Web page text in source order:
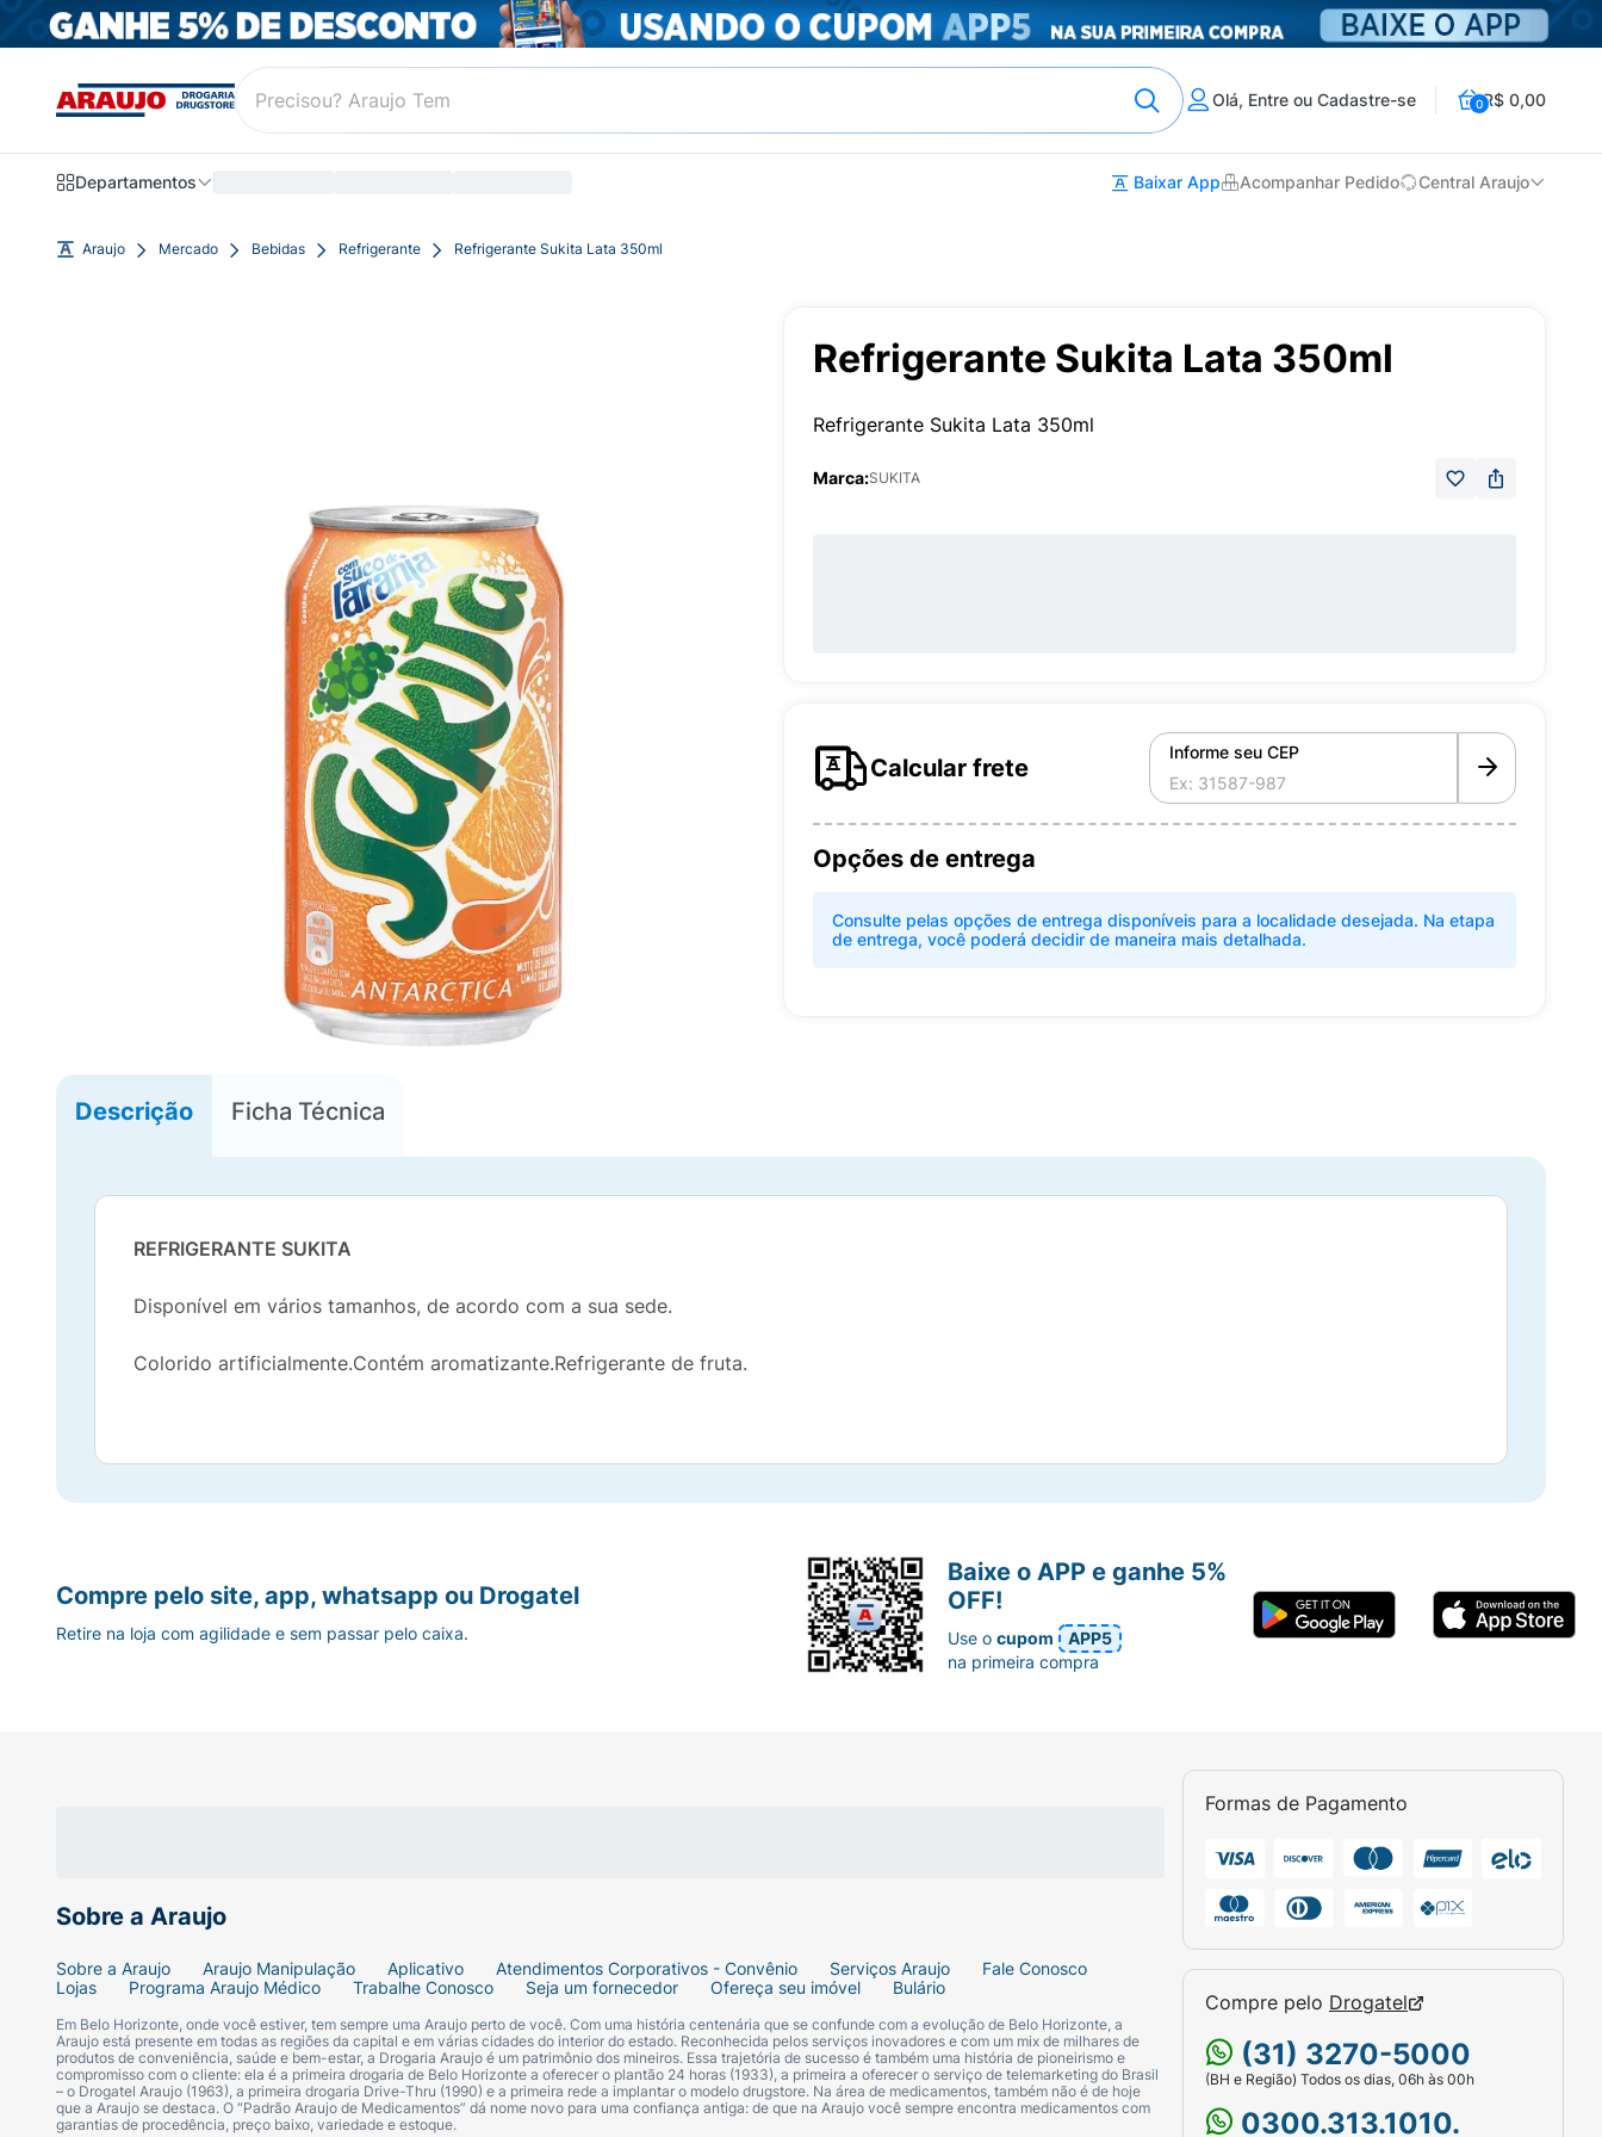
Olá, Entre ou Cadastre-se 0R$ 0,00
Departamentos Baixar App Acompanhar Pedido Central Araujo
Araujo Mercado Bebidas Refrigerante Refrigerante Sukita Lata 350ml
Refrigerante Sukita Lata 350ml
Refrigerante Sukita Lata 350ml
Marca:SUKITA
Calcular frete
Informe seu CEP
Opções de entrega
Consulte pelas opções de entrega disponíveis para a localidade desejada. Na etapa
de entrega, você poderá decidir de maneira mais detalhada.
Descrição Ficha Técnica
REFRIGERANTE SUKITA
Disponível em vários tamanhos, de acordo com a sua sede.
Colorido artificialmente.Contém aromatizante.Refrigerante de fruta.
Sobre a Araujo
Sobre a Araujo Araujo Manipulação Aplicativo Atendimentos Corporativos - Convênio Serviços Araujo
Fale Conosco
Lojas
Programa Araujo Médico Trabalhe Conosco Seja um fornecedor Ofereça seu imóvel Bulário
Em Belo Horizonte, onde você estiver, tem sempre uma Araujo perto de você. Com uma história centenária que se confunde com a evolução de Belo Horizonte, a
Araujo está presente em todas as regiões da capital e em várias cidades do interior do estado. Reconhecida pelos serviços inovadores e com um mix de milhares de
produtos de conveniência, saúde e bem-estar, a Drogaria Araujo é um patrimônio dos mineiros. Essa trajetória de sucesso é também uma história de pioneirismo e
compromisso com o cliente: ela é a primeira drogaria de Belo Horizonte a oferecer o plantão 24 horas (1933), a primeira a oferecer o serviço de telemarketing do Brasil
– o Drogatel Araujo (1963), a primeira drogaria Drive-Thru (1990) e a primeira rede a implantar o modelo drugstore. Na área de medicamentos, também não é de hoje
que a Araujo se destaca. O “Padrão Araujo de Medicamentos” dá nome novo para uma confiança antiga: de que na Araujo você sempre encontra medicamentos com
garantias de procedência, preço baixo, variedade e estoque.
Formas de Pagamento
Compre pelo Drogatel
(31) 3270-5000
(BH e Região) Todos os dias, 06h às 00h
0300.313.1010.
Compre pelo site, app, whatsapp ou Drogatel
Retire na loja com agilidade e sem passar pelo caixa.
Baixe o APP e ganhe 5%
OFF!
Use ocupom
APP5
na primeira compra